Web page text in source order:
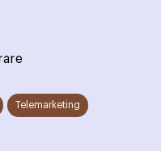
Telemarketing